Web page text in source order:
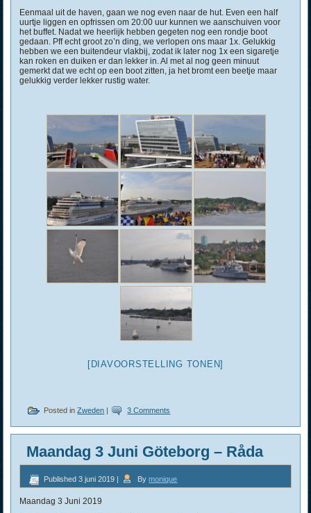
Eenmaal uit de haven, gaan we nog even naar de hut. Even een half
uurtje liggen en opfrissen om 20:00 uur kunnen we aanschuiven voor
het buffet. Nadat we heerlijk hebben gegeten nog een rondje boot
gedaan. Pff echt groot zo’n ding, we verlopen ons maar 1x. Gelukkig
hebben we een buitendeur vlakbij, zodat ik later nog 1x een sigaretje
kan roken en duiken er dan lekker in. Al met al nog geen minuut
gemerkt dat we echt op een boot zitten, ja het bromt een beetje maar
gelukkig verder lekker rustig water.
[DIAVOORSTELLING TONEN]
Posted in Zweden | 3 Comments
Maandag 3 Juni Göteborg – Råda
Published 3 juni 2019 | By monique
Maandag 3 Juni 2019